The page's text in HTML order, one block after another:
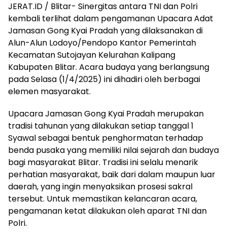
JERAT.ID / Blitar- Sinergitas antara TNI dan Polri
kembali terlihat dalam pengamanan Upacara Adat
Jamasan Gong Kyai Pradah yang dilaksanakan di
Alun-Alun Lodoyo/Pendopo Kantor Pemerintah
Kecamatan Sutojayan Kelurahan Kalipang
Kabupaten Blitar. Acara budaya yang berlangsung
pada Selasa (1/4/2025) ini dihadiri oleh berbagai
elemen masyarakat.
Upacara Jamasan Gong Kyai Pradah merupakan
tradisi tahunan yang dilakukan setiap tanggal 1
Syawal sebagai bentuk penghormatan terhadap
benda pusaka yang memiliki nilai sejarah dan budaya
bagi masyarakat Blitar. Tradisi ini selalu menarik
perhatian masyarakat, baik dari dalam maupun luar
daerah, yang ingin menyaksikan prosesi sakral
tersebut. Untuk memastikan kelancaran acara,
pengamanan ketat dilakukan oleh aparat TNI dan
Polri.